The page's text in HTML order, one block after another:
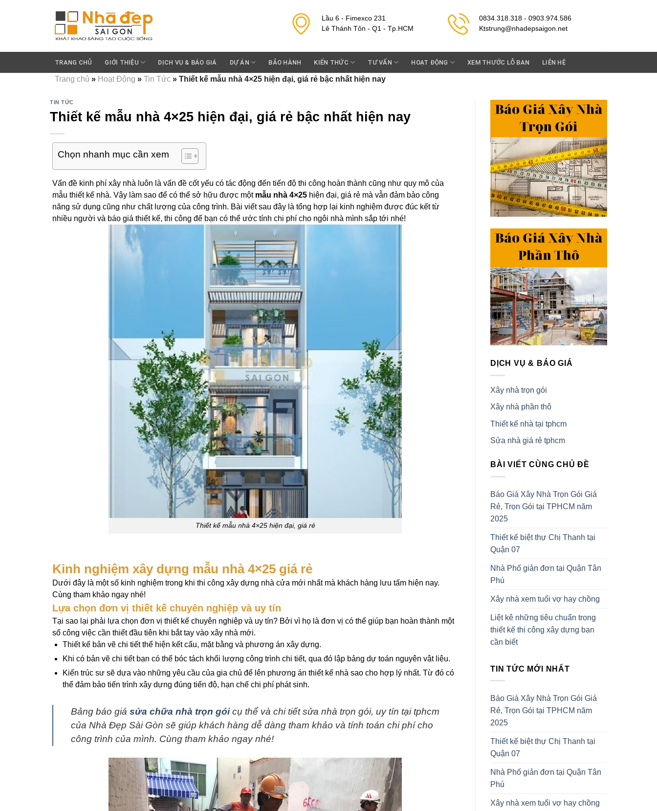
Lầu 6 - Fimexco 231
Lê Thánh Tôn - Q1 - Tp.HCM
0834.318.318 - 0903.974.586
Ktstrung@nhadepsaigon.net
TRANG CHỦ GIỚI THIỆU DỊCH VỤ & BÁO GIÁ DỰ ÁN BẢO HÀNH KIẾN THỨC TƯ VẤN HOẠT ĐỘNG XEM THƯỚC LỖ BAN LIÊN HỆ
Trang chủ » Hoạt Động » Tin Tức » Thiết kế mẫu nhà 4×25 hiện đại, giá rẻ bậc nhất hiện nay
TIN TỨC
Thiết kế mẫu nhà 4×25 hiện đại, giá rẻ bậc nhất hiện nay
Chọn nhanh mục cần xem
Vấn đề kinh phí xây nhà luôn là vấn đề cốt yếu có tác động đến tiến độ thi công hoàn thành cũng như quy mô của
mẫu thiết kế nhà. Vậy làm sao để có thể sở hữu được một mẫu nhà 4×25 hiện đại, giá rẻ mà vẫn đảm bảo công
năng sử dụng cũng như chất lượng của công trình. Bài viết sau đây là tổng hợp lại kinh nghiệm được đúc kết từ
nhiều người và báo giá thiết kế, thi công để bạn có thể ước tính chi phí cho ngôi nhà mình sắp tới nhé!
Thiết kế mẫu nhà 4×25 hiện đại, giá rẻ
Kinh nghiệm xây dựng mẫu nhà 4×25 giá rẻ
Dưới đây là một số kinh nghiệm trong khi thi công xây dựng nhà cửa mới nhất mà khách hàng lưu tấm hiện nay.
Cùng tham khảo ngay nhé!
Lựa chọn đơn vị thiết kế chuyên nghiệp và uy tín
Tại sao lại phải lựa chọn đơn vị thiết kế chuyên nghiệp và uy tín? Bởi vì họ là đơn vị có thể giúp bạn hoàn thành một
số công việc cần thiết đầu tiên khi bắt tay vào xây nhà mới.
Thiết kế bản vẽ chi tiết thể hiện kết cấu, mặt bằng và phương án xây dựng.
Khi có bản vẽ chi tiết bạn có thể bóc tách khối lượng công trình chi tiết, qua đó lập bảng dự toán nguyên vật liệu.
Kiến trúc sư sẽ dựa vào những yêu cầu của gia chủ để lên phương án thiết kế nhà sao cho hợp lý nhất. Từ đó có
thể đảm bảo tiến trình xây dựng đúng tiến độ, hạn chế chi phí phát sinh.
Bảng báo giá sửa chữa nhà trọn góicụ thể và chi tiết sửa nhà trọn gói, uy tín tại tphcm
của Nhà Đẹp Sài Gòn sẽ giúp khách hàng dễ dàng tham khảo và tính toán chi phí cho
công trình của mình. Cùng tham khảo ngay nhé!
DỊCH VỤ & BÁO GIÁ
Xây nhà trọn gói
Xây nhà phần thô
Thiết kế nhà tại tphcm
Sửa nhà giá rẻ tphcm
BÀI VIẾT CÙNG CHỦ ĐỀ
Báo Giá Xây Nhà Trọn Gói Giá
Rẻ, Trọn Gói tại TPHCM năm
2025
Thiết kế biệt thự Chị Thanh tại
Quận 07
Nhà Phố giản đơn tại Quận Tân
Phú
Xây nhà xem tuổi vợ hay chồng
Liệt kê những tiêu chuẩn trong
thiết kế thi công xây dựng bạn
cần biết
TIN TỨC MỚI NHẤT
Báo Giá Xây Nhà Trọn Gói Giá
Rẻ, Trọn Gói tại TPHCM năm
2025
Thiết kế biệt thự Chị Thanh tại
Quận 07
Nhà Phố giản đơn tại Quận Tân
Phú
Xây nhà xem tuổi vợ hay chồng